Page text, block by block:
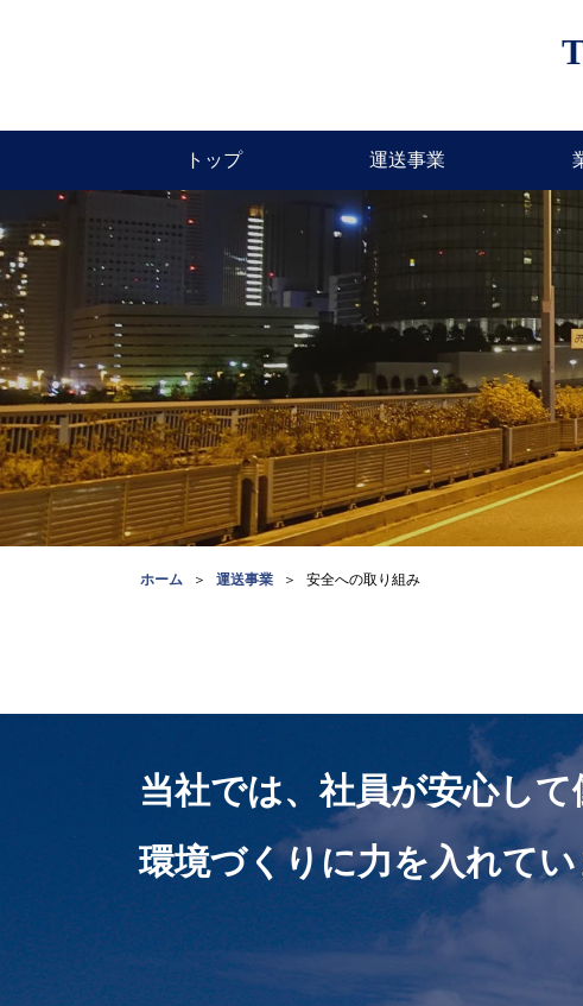
トップ 運送事業
ホーム ＞ 運送事業 ＞ 安全への取り組み
当社では、社員が安心して
環境づくりに力を入れて